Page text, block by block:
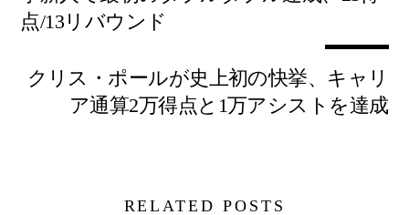
点/13リバウンド
クリス・ポールが史上初の快挙、キャリ
ア通算2万得点と1万アシストを達成
RELATED POSTS